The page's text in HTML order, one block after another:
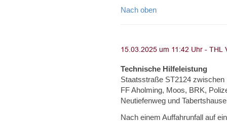
Nach oben
Technische Hilfeleistung
Staatsstraße ST2124
FF Aholming, Moos, BRK,
Neutiefenweg und
Nach einem Auffahrunfall auf